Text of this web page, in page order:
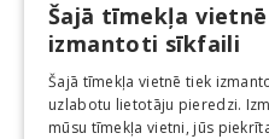
Šajā tīmekļa
izmantoti sīkfaili
Šajā tīmekļa vietnē tiek
uzlabotu lietotāju pieredzi.
mūsu tīmekļa vietni, jūs